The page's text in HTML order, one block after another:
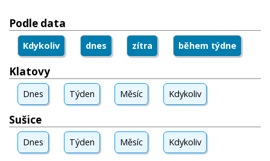
Podle data
Kdykoliv dnes zítra během týdne
Klatovy
Dnes Týden Měsíc Kdykoliv
Sušice
Dnes Týden Měsíc Kdykoliv